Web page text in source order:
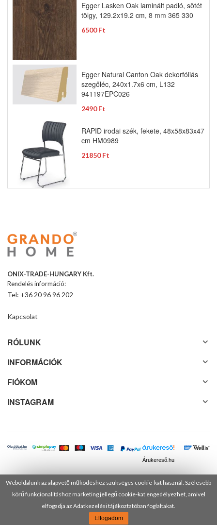
Weboldalunk az alapvető működéshez szükséges cookie-kat használ. Szélesebb
körű funkcionalitáshoz marketing jellegű cookie-kat engedélyezhet, amivel
elfogadja az Adatkezelési tájékoztatóban foglaltakat.
Elfogadom
Egger Lasken Oak laminált padló, sötét
tölgy, 129.2x19.2 cm, 8 mm 365 330
6500 Ft
Egger Natural Canton Oak dekorfóliás
szegőléc, 240x1.7x6 cm, L132
941197EPC026
2490 Ft
RAPID irodai szék, fekete, 48x58x83x47
cm HM0989
21850 Ft
ONIX-TRADE-HUNGARY Kft.
Rendelés információ:
Tel: +36 20 96 96 202
Kapcsolat
RÓLUNK
INFORMÁCIÓK
FIÓKOM
INSTAGRAM
Árukereső.hu
© 2025 Minden jog fenntartva! DANUSA Hungary Kft.